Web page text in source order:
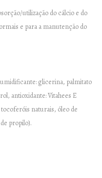
utilização do cálcio e do
e para a manutenção do
glicerina, palmitato
antioxidante: Vitahees E
naturais, óleo de
propilo).